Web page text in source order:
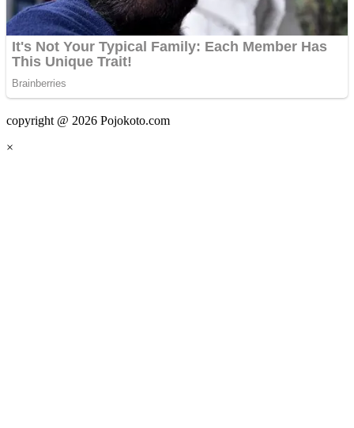
copyright @ 2026 Pojokoto.com
×